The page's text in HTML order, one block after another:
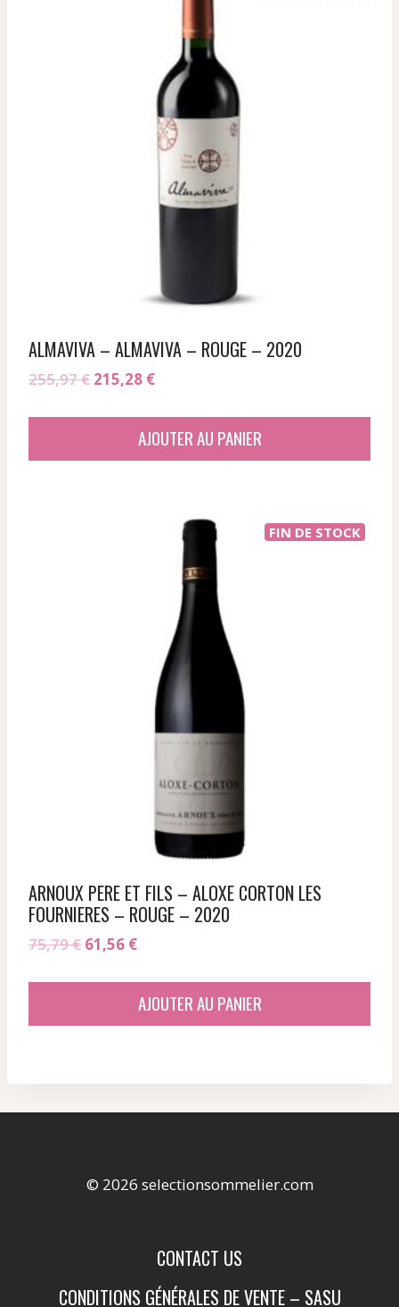
ALMAVIVA – ALMAVIVA – ROUGE – 2020
255,97€ Le
215,28 €Le
est :
AJOUTER AU PANIER
FIN DE STOCK
ARNOUX PERE ET FILS – ALOXE CORTON LES
FOURNIERES – ROUGE – 2020
75,79€ Le
61,56 €Le
est :
AJOUTER AU PANIER
© 2026 selectionsommelier.com
CONTACT US
CONDITIONS GÉNÉRALES DE VENTE – SASU